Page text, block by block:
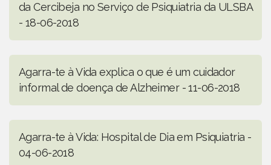
da Cercibeja no Serviço de Psiquiatria da ULSBA
- 18-06-2018
Agarra-te à Vida explica o que é um cuidador
informal de doença de Alzheimer - 11-06-2018
Agarra-te à Vida: Hospital de Dia em Psiquiatria -
04-06-2018